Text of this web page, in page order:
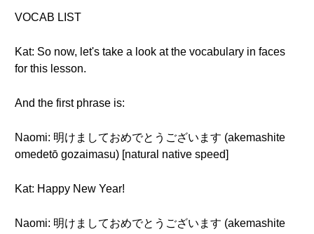
VOCAB LIST
Kat: So now, let's take a look at the vocabulary in faces
for this lesson.
And the first phrase is:
Naomi: 明けましておめでとうございます (akemashite
omedetō gozaimasu) [natural native speed]
Kat: Happy New Year!
Naomi: 明けましておめでとうございます (akemashite